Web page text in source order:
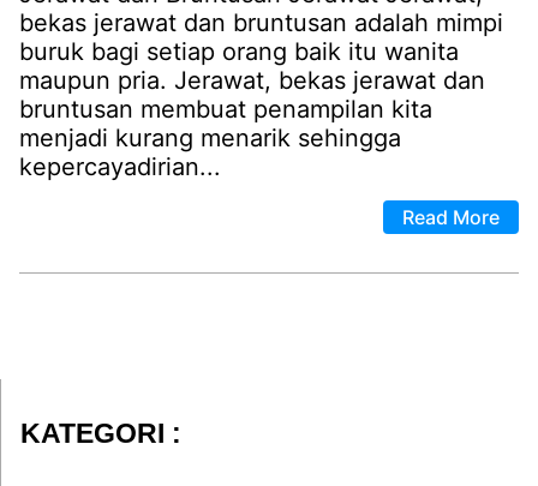
bekas jerawat dan bruntusan adalah mimpi
buruk bagi setiap orang baik itu wanita
maupun pria. Jerawat, bekas jerawat dan
bruntusan membuat penampilan kita
menjadi kurang menarik sehingga
kepercayadirian...
Read More
KATEGORI :